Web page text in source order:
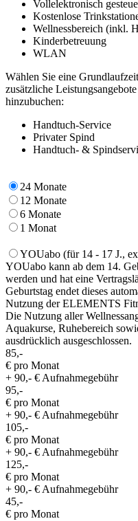
Vollelektronisch
Kostenlose
Wellnessbereich (inkl.
Kinderbetreuung
WLAN
Wählen Sie eine Grundlaufzeit
zusätzliche
hinzubuchen:
Handtuch-Service
Privater Spind
Handtuch- &
24 Monate
12 Monate
6 Monate
1 Monat
YOUabo (für 14 - 17 J.,
YOUabo kann ab dem 14.
werden und hat eine
Geburtstag endet dieses
Nutzung der ELEMENTS
Die Nutzung aller
Aquakurse, Ruhebereich
ausdrücklich ausgeschlossen.
85,-
€ pro Monat
+ 90,- € Aufnahmegebühr
95,-
€ pro Monat
+ 90,- € Aufnahmegebühr
105,-
€ pro Monat
+ 90,- € Aufnahmegebühr
125,-
€ pro Monat
+ 90,- € Aufnahmegebühr
45,-
€ pro Monat